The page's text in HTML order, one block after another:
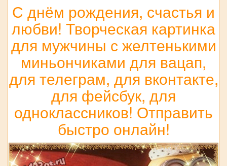
С днём рождения, счастья и
любви! Творческая картинка
для мужчины с желтенькими
миньончиками для вацап,
для телеграм, для вконтакте,
для фейсбук, для
одноклассников! Отправить
быстро онлайн!